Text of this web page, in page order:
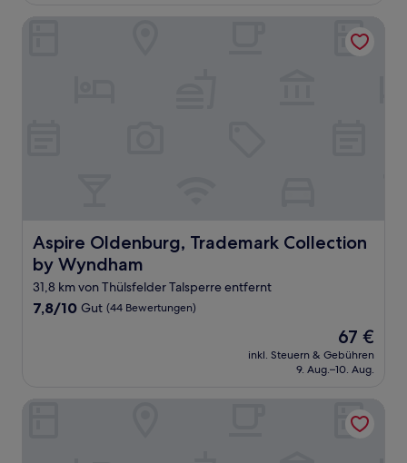
Aspire Oldenburg, Trademark Collection
by Wyndham
Aspire Oldenburg, Trademark Collection by Wyndham
31,8 km von Thülsfelder Talsperre entfernt
7.8
7,8/10 Gut (44 Bewertungen)
Der
Preis
beträgt
67 €
inkl. Steuern & Gebühren
9. Aug.–10. Aug.
Aspire Oldenburg, Trademark Collection by Wyndham